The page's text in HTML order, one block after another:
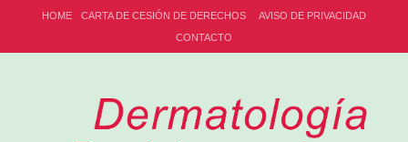
HOME CARTA DE CESIÓN DE DERECHOS
AVISO DE PRIVACIDAD
CONTACTO